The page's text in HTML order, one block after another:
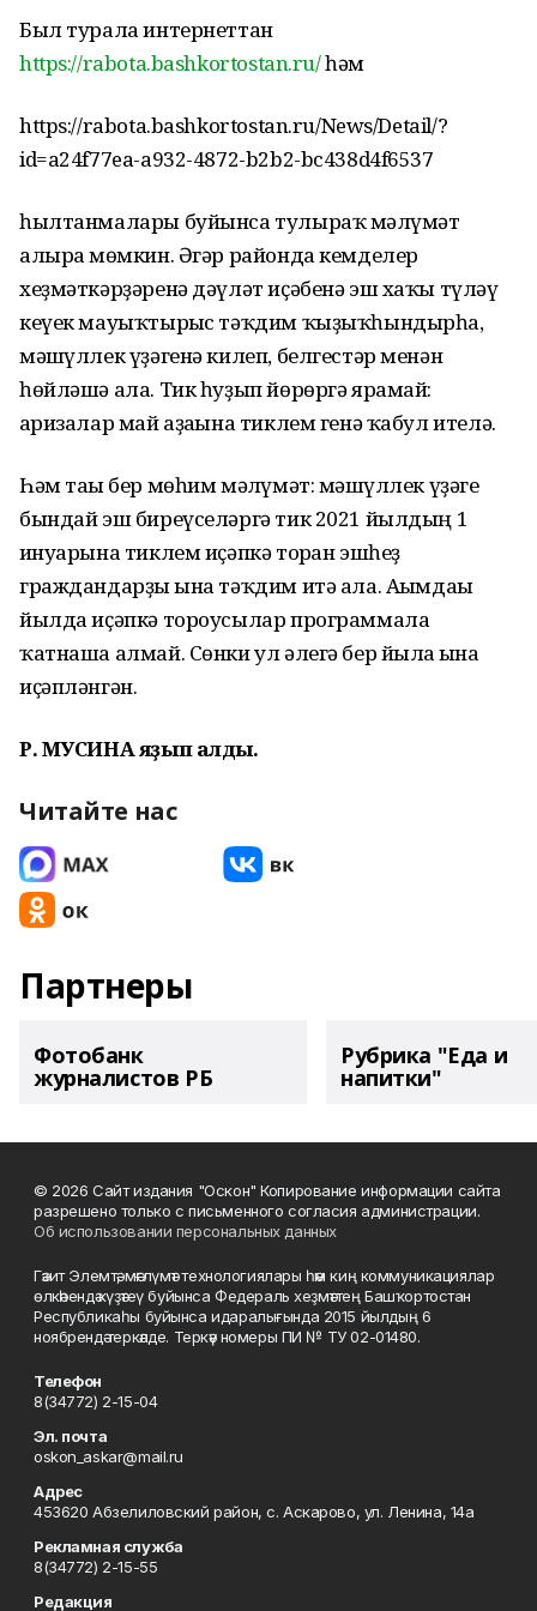
Был турала интернеттан
https://rabota.bashkortostan.ru/һәм
https://rabota.bashkortostan.ru/News/Detail/?
id=a24f77ea-a932-4872-b2b2-bc438d4f6537
һылтанмалары буйынса тулыраҡ мәғлүмәт
алырға мөмкин. Әгәр районда кемделер
хеҙмәткәрҙәренә дәүләт иҫәбенә эш хаҡы түләү
кеүек мауыҡтырғыс тәҡдим ҡыҙыҡһындырһа,
мәшғүллек үҙәгенә килеп, белгестәр менән
һөйләшә ала. Тик һуҙып йөрөргә ярамай:
ғаризалар май аҙағына тиклем генә ҡабул ителә.
Һәм тағы бер мөһим мәғлүмәт: мәшғүллек үҙәге
бындай эш биреүселәргә тик 2021 йылдың 1
ғинуарына тиклем иҫәпкә торған эшһеҙ
граждандарҙы ғына тәҡдим итә ала. Ағымдағы
йылда иҫәпкә тороусылар программала
ҡатнаша алмай. Сөнки ул әлегә бер йылға ғына
иҫәпләнгән.
Р. МУСИНА яҙып алды.
Читайте нас
Партнеры
Фотобанк
журналистов РБ
Рубрика "Еда и
напитки"
© 2026 Сайт издания "Оскон" Копирование информации сайта
разрешено только с письменного согласия администрации.
Об использовании персональных данных
Гәзит Элемтә, мәғлүмәт технологиялары һәм киң коммуникациялар
өлкәһендә күҙәтеү буйынса Федераль хеҙмәттең Башҡортостан
Республикаһы буйынса идаралығында 2015 йылдың 6
ноябрендә теркәлде. Теркәү номеры ПИ № ТУ 02-01480.
Телефон
8(34772) 2-15-04
Эл. почта
oskon_askar@mail.ru
Адрес
453620 Абзелиловский район, с. Аскарово, ул. Ленина, 14а
Рекламная служба
8(34772) 2-15-55
Редакция